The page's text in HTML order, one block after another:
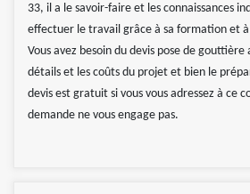
33, il a le savoir-faire et les connaissances
effectuer le travail grâce à sa formation et à
Vous avez besoin du devis pose de
détails et les coûts du projet et bien le
devis est gratuit si vous vous adressez à ce
demande ne vous engage pas.